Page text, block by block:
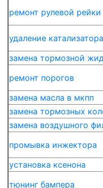
ремонт рулевой рейки
удаление катализатора
замена тормозной
ремонт порогов
замена масла в мкпп
замена тормозных
замена воздушного
промывка инжектора
установка ксенона
тюнинг бампера